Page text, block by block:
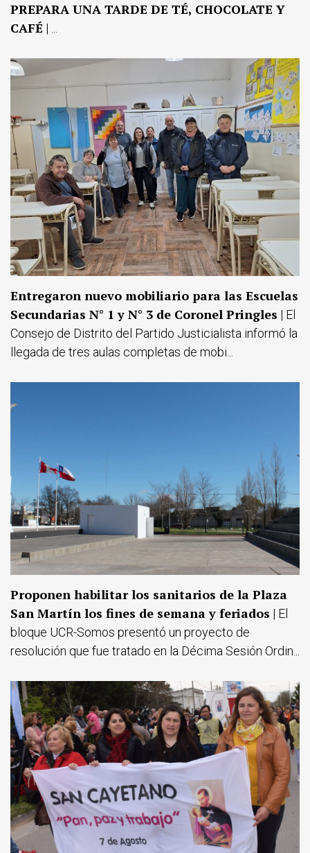
PREPARA UNA TARDE DE TÉ, CHOCOLATE Y
CAFÉ | ...
Entregaron nuevo mobiliario para las Escuelas
Secundarias N° 1 y N° 3 de Coronel Pringles | El
Consejo de Distrito del Partido Justicialista informó la
llegada de tres aulas completas de mobi...
Proponen habilitar los sanitarios de la Plaza
San Martín los fines de semana y feriados | El
bloque UCR-Somos presentó un proyecto de
resolución que fue tratado en la Décima Sesión Ordin...